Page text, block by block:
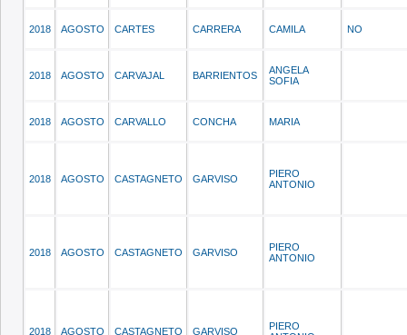
2018 AGOSTO CARTES CARRERA CAMILA NO
2018 AGOSTO CARVAJAL BARRIENTOS
ANGELA
SOFIA
2018 AGOSTO CARVALLO CONCHA MARIA
2018 AGOSTO CASTAGNETO GARVISO
PIERO
ANTONIO
2018 AGOSTO CASTAGNETO GARVISO
PIERO
ANTONIO
2018 AGOSTO CASTAGNETO GARVISO
PIERO